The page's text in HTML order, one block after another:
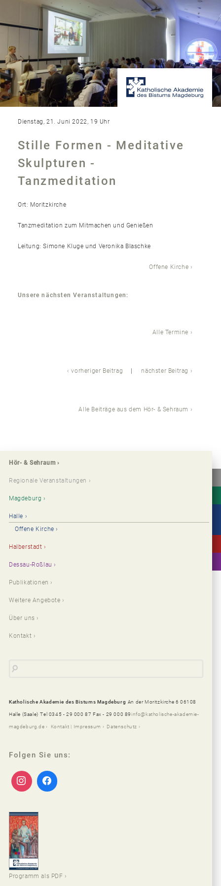
Dienstag, 21. Juni 2022, 19 Uhr
Stille Formen - Meditative
Skulpturen -
Tanzmeditation
Ort: Moritzkirche
Tanzmeditation zum Mitmachen und Genießen
Leitung: Simone Kluge und Veronika Blaschke
Offene Kirche
Unsere nächsten Veranstaltungen:
Alle Termine
vorheriger Beitrag nächster Beitrag
Alle Beiträge aus dem Hör- & Sehraum
Hör- & Sehraum
Regionale Veranstaltungen
Magdeburg
Halle
Offene Kirche
Halberstadt
Dessau-Roßlau
Publikationen
Weitere Angebote
Über uns
Kontakt
Katholische Akademie des Bistums Magdeburg An der Moritzkirche 6 06108
Halle (Saale) Tel 0345 - 29 000 87 Fax - 29 000 89 info@katholische-akademie-
magdeburg.de Kontakt | Impressum Datenschutz
Folgen Sie uns:
Programm als PDF